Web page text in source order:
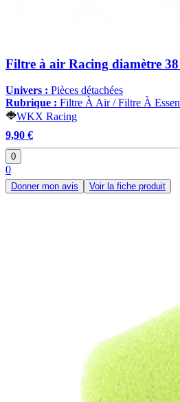
Filtre à air Racing diamètre
Univers : Pièces détachées
Rubrique : Filtre À Air / Filtre À
WKX Racing
9,90 €
0
0
Donner mon avis Voir la fiche produit